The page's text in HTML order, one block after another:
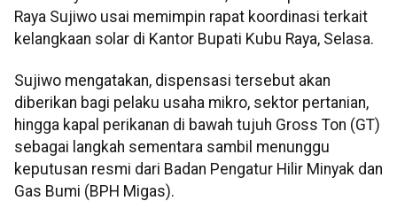
Raya Sujiwo usai memimpin rapat koordinasi terkait
kelangkaan solar di Kantor Bupati Kubu Raya, Selasa.
Sujiwo mengatakan, dispensasi tersebut akan
diberikan bagi pelaku usaha mikro, sektor pertanian,
hingga kapal perikanan di bawah tujuh Gross Ton (GT)
sebagai langkah sementara sambil menunggu
keputusan resmi dari Badan Pengatur Hilir Minyak dan
Gas Bumi (BPH Migas).